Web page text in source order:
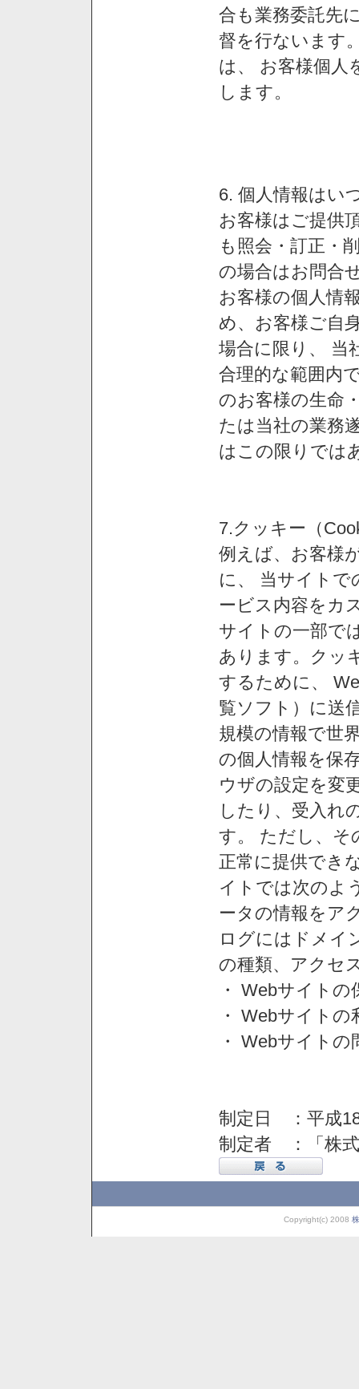
合も業務委託先
督を行ないます
は、 お客様個人
します。
6. 個人情報はい
お客様はご提供
も照会・訂正・
の場合はお問合
お客様の個人情
め、お客様ご自
場合に限り、 当
合理的な範囲内
のお客様の生命
たは当社の業務
はこの限りでは
7.クッキー（
例えば、お客様
に、 当サイトで
ービス内容をカ
サイトの一部で
あります。クッ
するために、
覧ソフト）に送
規模の情報で世
の個人情報を保
ウザの設定を変
したり、受入れ
す。 ただし、そ
正常に提供でき
イトでは次のよ
ータの情報をア
ログにはドメイ
の種類、アクセ
・ Webサイトの
・ Webサイト
・ Webサイト
制定日 ：平成
制定者 ：「株
Copyright(c) 2008